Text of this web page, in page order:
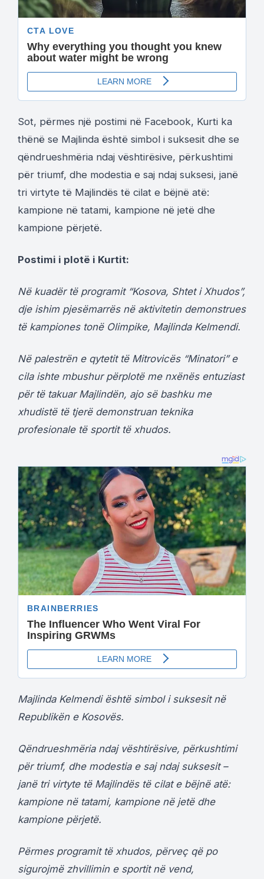
Sot, përmes një postimi në Facebook, Kurti ka
thënë se Majlinda është simbol i suksesit dhe se
qëndrueshmëria ndaj vështirësive, përkushtimi
për triumf, dhe modestia e saj ndaj suksesi, janë
tri virtyte të Majlindës të cilat e bëjnë atë:
kampione në tatami, kampione në jetë dhe
kampione përjetë.
Postimi i plotë i Kurtit:
Në kuadër të programit “Kosova, Shtet i Xhudos”,
dje ishim pjesëmarrës në aktivitetin demonstrues
të kampiones tonë Olimpike, Majlinda Kelmendi.
Në palestrën e qytetit të Mitrovicës “Minatori” e
cila ishte mbushur përplotë me nxënës entuziast
për të takuar Majlindën, ajo së bashku me
xhudistë të tjerë demonstruan teknika
profesionale të sportit të xhudos.
Majlinda Kelmendi është simbol i suksesit në
Republikën e Kosovës.
Qëndrueshmëria ndaj vështirësive, përkushtimi
për triumf, dhe modestia e saj ndaj suksesit –
janë tri virtyte të Majlindës të cilat e bëjnë atë:
kampione në tatami, kampione në jetë dhe
kampione përjetë.
Përmes programit të xhudos, përveç që po
sigurojmë zhvillimin e sportit në vend,